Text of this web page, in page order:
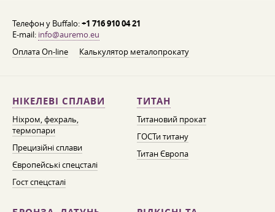
Телефон у Buffalo:+1 716 910 04 21
E-mail: info@auremo.eu
Оплата On-line
Калькулятор металопрокату
НІКЕЛЕВІ СПЛАВИ
Ніхром, фехраль,
термопари
Прецизійні сплави
Європейські спецсталі
Гост спецсталі
ТИТАН
Титановий прокат
ГОСТи титану
Титан Європа